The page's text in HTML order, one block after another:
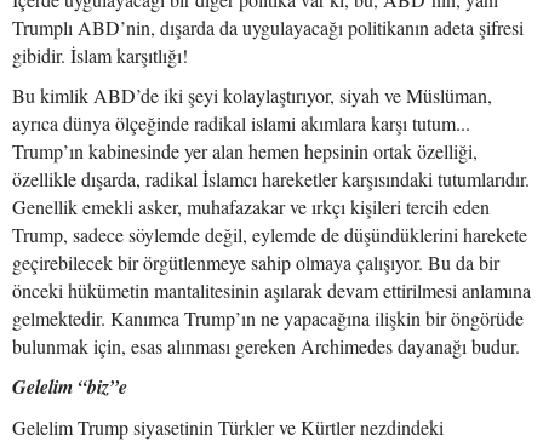
Trumplı ABD’nin, dışarda da uygulayacağı politikanın adeta şifresi
gibidir. İslam karşıtlığı!
Bu kimlik ABD’de iki şeyi kolaylaştırıyor, siyah ve Müslüman,
ayrıca dünya ölçeğinde radikal islami akımlara karşı tutum...
Trump’ın kabinesinde yer alan hemen hepsinin ortak özelliği,
özellikle dışarda, radikal İslamcı hareketler karşısındaki tutumlarıdır.
Genellik emekli asker, muhafazakar ve ırkçı kişileri tercih eden
Trump, sadece söylemde değil, eylemde de düşündüklerini harekete
geçirebilecek bir örgütlenmeye sahip olmaya çalışıyor. Bu da bir
önceki hükümetin mantalitesinin aşılarak devam ettirilmesi anlamına
gelmektedir. Kanımca Trump’ın ne yapacağına ilişkin bir öngörüde
bulunmak için, esas alınması gereken Archimedes dayanağı budur.
Gelelim “biz”e
Gelelim Trump siyasetinin Türkler ve Kürtler nezdindeki